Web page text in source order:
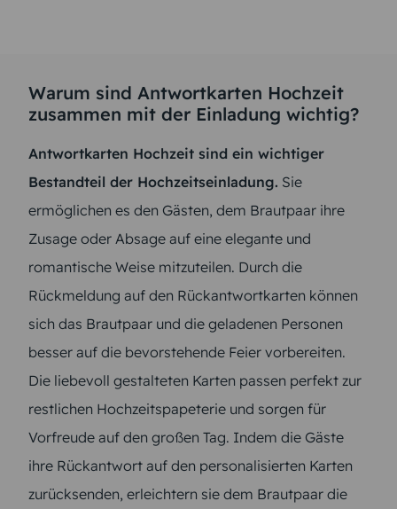
Warum sind Antwortkarten Hochzeit
zusammen mit der Einladung wichtig?
Antwortkarten Hochzeit sind ein wichtiger
Bestandteil der Hochzeitseinladung. Sie
ermöglichen es den Gästen, dem Brautpaar ihre
Zusage oder Absage auf eine elegante und
romantische Weise mitzuteilen. Durch die
Rückmeldung auf den Rückantwortkarten können
sich das Brautpaar und die geladenen Personen
besser auf die bevorstehende Feier vorbereiten.
Die liebevoll gestalteten Karten passen perfekt zur
restlichen Hochzeitspapeterie und sorgen für
Vorfreude auf den großen Tag. Indem die Gäste
ihre Rückantwort auf den personalisierten Karten
zurücksenden, erleichtern sie dem Brautpaar die